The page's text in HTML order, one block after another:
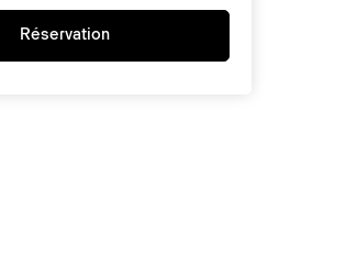
Réservation